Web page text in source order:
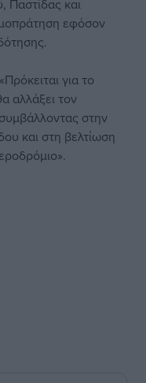
Παστίδας και
εφόσον
για το
αλλάξει τον
στην
και στη βελτίωση